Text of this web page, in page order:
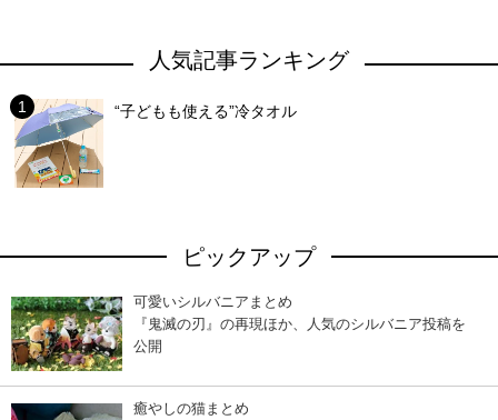
人気記事ランキング
“子どもも使える”冷タオル
ピックアップ
可愛いシルバニアまとめ
『鬼滅の刃』の再現ほか、人気のシルバニア投稿を
公開
癒やしの猫まとめ